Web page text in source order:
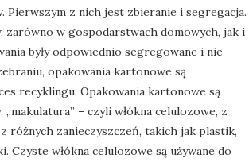
Pierwszym z nich jest zbieranie i segregacja.
w gospodarstwach domowych, jak i
były odpowiednio segregowane i nie
opakowania kartonowe są
recyklingu. Opakowania kartonowe są
– czyli włókna celulozowe, z
różnych zanieczyszczeń, takich jak plastik,
Czyste włókna celulozowe są używane do